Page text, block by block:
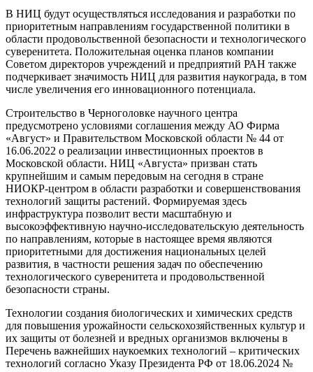
В НИЦ будут осуществляться исследования и разработки по
приоритетным направлениям государственной политики в
области продовольственной безопасности и технологического
суверенитета. Положительная оценка планов компании
Советом директоров учреждений и предприятий РАН также
подчеркивает значимость НИЦ для развития наукограда, в том
числе увеличения его инновационного потенциала.
Строительство в Черноголовке научного центра
предусмотрено условиями соглашения между АО Фирма
«Август» и Правительством Московской области № 44 от
16.06.2022 о реализации инвестиционных проектов в
Московской области. НИЦ «Августа» призван стать
крупнейшим и самым передовым на сегодня в стране
НИОКР-центром в области разработки и совершенствования
технологий защиты растений. Формируемая здесь
инфраструктура позволит вести масштабную и
высокоэффективную научно-исследовательскую деятельность
по направлениям, которые в настоящее время являются
приоритетными для достижения национальных целей
развития, в частности решения задач по обеспечению
технологического суверенитета и продовольственной
безопасности страны.
Технологии создания биологических и химических средств
для повышения урожайности сельскохозяйственных культур и
их защиты от болезней и вредных организмов включены в
Перечень важнейших наукоемких технологий – критических
технологий согласно Указу Президента РФ от 18.06.2024 №